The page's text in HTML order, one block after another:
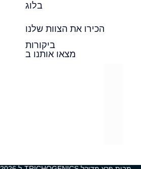
בלוג
הכירו את הצוות שלנו
ביקורות
מצאו אותנו ב